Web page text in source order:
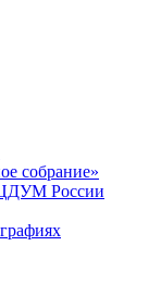
собрание»
ЦДУМ России